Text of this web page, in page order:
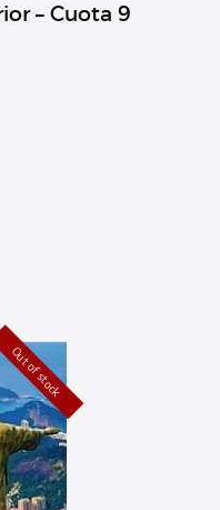
– Cuota 9
Out of stock